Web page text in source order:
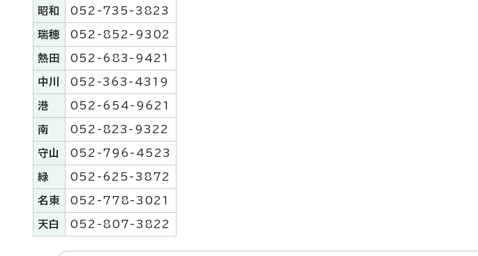
昭和 052-735-3823
瑞穂 052-852-9302
熱田 052-683-9421
中川 052-363-4319
港 052-654-9621
南 052-823-9322
守山 052-796-4523
緑 052-625-3872
名東 052-778-3021
天白 052-807-3822